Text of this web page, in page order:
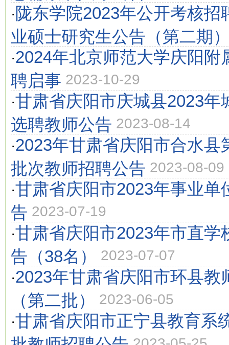
· 陇东学院2023年公开考核招
业硕士研究生公告（第二期
·2024年北京师范大学庆阳附
聘启事 2023-10-29
·甘肃省庆阳市庆城县2023年
选聘教师公告 2023-08-14
·2023年甘肃省庆阳市合水县
批次教师招聘公告 2023-08-09
·甘肃省庆阳市2023年事业单
告 2023-07-19
·甘肃省庆阳市2023年市直学
告（38名）
2023-07-07
·2023年甘肃省庆阳市环县教
（第二批）
2023-06-05
·甘肃省庆阳市正宁县教育系